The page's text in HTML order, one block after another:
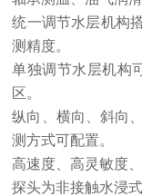
统一调节水层机构
测精度。
单独调节水层机构
区。
纵向、横向、斜向
测方式可配置。
高速度、高灵敏度
探头为非接触水浸